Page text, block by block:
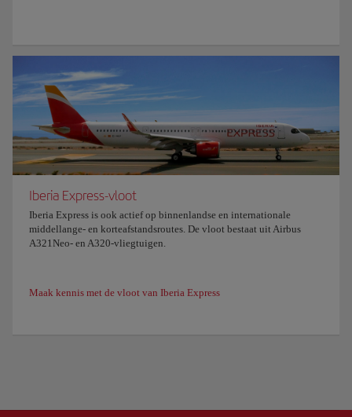
Iberia Express-vloot
Iberia Express is ook actief op binnenlandse en internationale
middellange- en korteafstandsroutes. De vloot bestaat uit Airbus
A321Neo- en A320-vliegtuigen.
Maak kennis met de vloot van Iberia Express